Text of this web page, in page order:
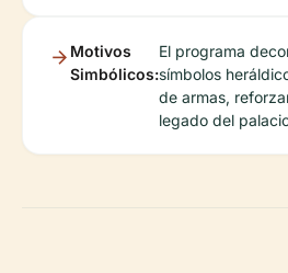
Motivos
Simbólicos:
El programa
símbolos
de armas,
legado del